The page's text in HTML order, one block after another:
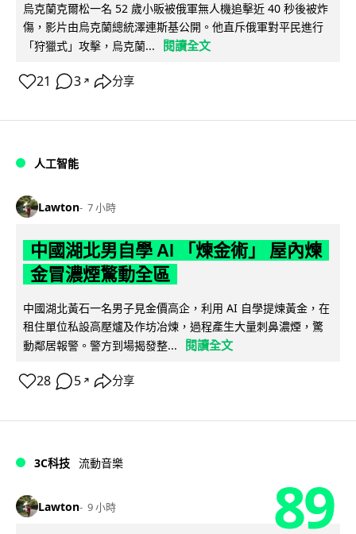
烏克蘭克爾松一名 52 歲小販被俄軍無人機追擊近 40 秒後被炸
傷，影片由烏克蘭總統澤連斯基公開。他直斥俄軍對平民進行
「狩獵式」攻擊，烏克蘭...
閱讀全文
21 3 ↗ 分享
人工智能
Lawton 7 小時
中國湖北男自學 AI 「煉金術」 屋內煉
金冒濃煙驚動全區
中國湖北黃石一名男子見金價高企，利用 AI 自學提煉黃金，在
租住單位私設高壓爐及作坊冶煉，過程產生大量刺鼻濃煙，驚
動鄰居報警。警方到場揭發整...
閱讀全文
28 5 ↗ 分享
3C科技 流動音樂
Lawton 9 小時 89